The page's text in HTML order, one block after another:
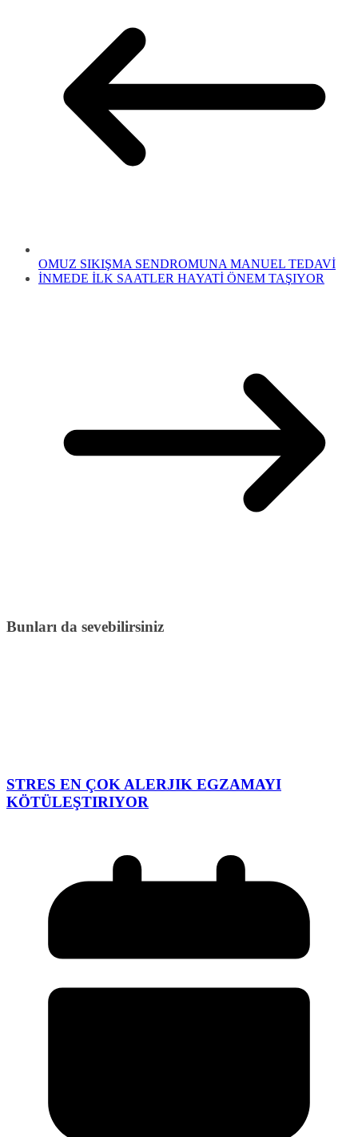
OMUZ SIKIŞMA SENDROMUNA MANUEL TEDAVİ
İNMEDE İLK SAATLER HAYATİ ÖNEM TAŞIYOR
Bunları da sevebilirsiniz
STRES EN ÇOK ALERJIK EGZAMAYI
KÖTÜLEŞTIRIYOR